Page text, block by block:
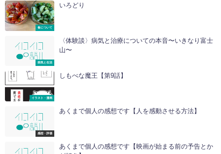
食について
いろどり
病気と生活
〈体験談〉病気と治療についての本音〜いきなり富士
山〜
イラスト・漫画
しもべな魔王【第9話】
感想・評価
あくまで個人の感想です【人を感動させる方法】
あくまで個人の感想です【映画が始まる前の予告とか